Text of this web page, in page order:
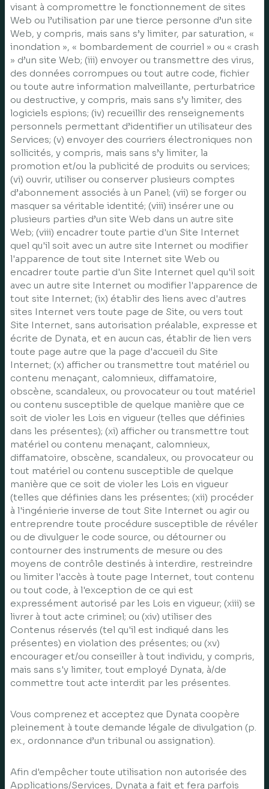
visant à compromettre le fonctionnement de sites
Web ou l’utilisation par une tierce personne d’un site
Web, y compris, mais sans s’y limiter, par saturation, «
inondation », « bombardement de courriel » ou « crash
» d’un site Web; (iii) envoyer ou transmettre des virus,
des données corrompues ou tout autre code, fichier
ou toute autre information malveillante, perturbatrice
ou destructive, y compris, mais sans s’y limiter, des
logiciels espions; (iv) recueillir des renseignements
personnels permettant d’identifier un utilisateur des
Services; (v) envoyer des courriers électroniques non
sollicités, y compris, mais sans s’y limiter, la
promotion et/ou la publicité de produits ou services;
(vi) ouvrir, utiliser ou conserver plusieurs comptes
d’abonnement associés à un Panel; (vii) se forger ou
masquer sa véritable identité; (viii) insérer une ou
plusieurs parties d’un site Web dans un autre site
Web; (viii) encadrer toute partie d'un Site Internet
quel qu'il soit avec un autre site Internet ou modifier
l'apparence de tout site Internet site Web ou
encadrer toute partie d'un Site Internet quel qu'il soit
avec un autre site Internet ou modifier l'apparence de
tout site Internet; (ix) établir des liens avec d'autres
sites Internet vers toute page de Site, ou vers tout
Site Internet, sans autorisation préalable, expresse et
écrite de Dynata, et en aucun cas, établir de lien vers
toute page autre que la page d'accueil du Site
Internet; (x) afficher ou transmettre tout matériel ou
contenu menaçant, calomnieux, diffamatoire,
obscène, scandaleux, ou provocateur ou tout matériel
ou contenu susceptible de quelque manière que ce
soit de violer les Lois en vigueur (telles que définies
dans les présentes); (xi) afficher ou transmettre tout
matériel ou contenu menaçant, calomnieux,
diffamatoire, obscène, scandaleux, ou provocateur ou
tout matériel ou contenu susceptible de quelque
manière que ce soit de violer les Lois en vigueur
(telles que définies dans les présentes; (xii) procéder
à l'ingénierie inverse de tout Site Internet ou agir ou
entreprendre toute procédure susceptible de révéler
ou de divulguer le code source, ou détourner ou
contourner des instruments de mesure ou des
moyens de contrôle destinés à interdire, restreindre
ou limiter l'accès à toute page Internet, tout contenu
ou tout code, à l'exception de ce qui est
expressément autorisé par les Lois en vigueur; (xiii) se
livrer à tout acte criminel; ou (xiv) utiliser des
Contenus réservés (tel qu'il est indiqué dans les
présentes) en violation des présentes; ou (xv)
encourager et/ou conseiller à tout individu, y compris,
mais sans s'y limiter, tout employé Dynata, à/de
commettre tout acte interdit par les présentes.
Vous comprenez et acceptez que Dynata coopère
pleinement à toute demande légale de divulgation (p.
ex., ordonnance d’un tribunal ou assignation).
Afin d'empêcher toute utilisation non autorisée des
Applications/Services, Dynata a fait et fera parfois